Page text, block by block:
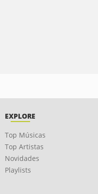
EXPLORE
Top Músicas
Top Artistas
Novidades
Playlists